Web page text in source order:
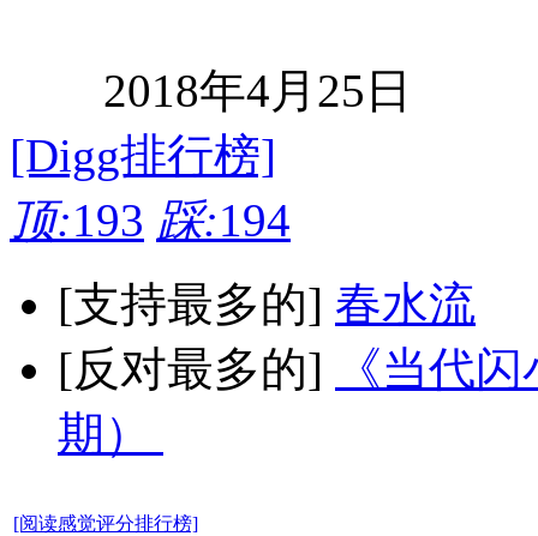
2018年4月25日
[Digg排行榜]
顶:193 踩:194
[支持最多的] 春水流
[反对最多的]
《当代
期）
[阅读感觉评分排行榜]